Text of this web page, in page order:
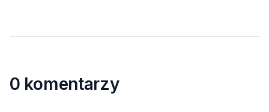
0 komentarzy